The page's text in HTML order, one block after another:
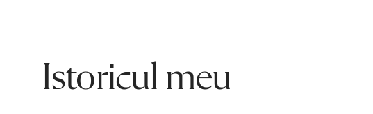
Istoricul meu